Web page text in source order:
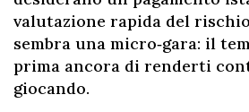
valutazione rapida del
sembra una micro‑gara: il
prima ancora di renderti
giocando.